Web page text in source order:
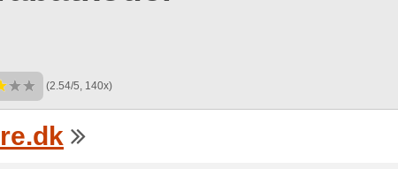
(2.54/5, 140x)